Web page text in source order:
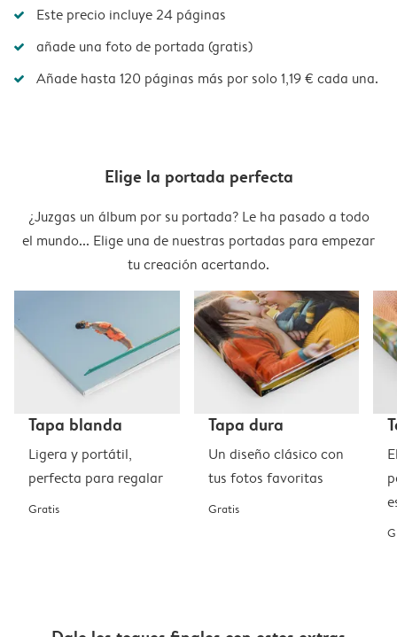
Este precio incluye 24 páginas
añade una foto de portada (gratis)
Añade hasta 120 páginas más por solo 1,19 € cada una.
Elige la portada perfecta
¿Juzgas un álbum por su portada? Le ha pasado a todo
el mundo... Elige una de nuestras portadas para empezar
tu creación acertando.
Tapa blanda
Ligera y portátil,
perfecta para regalar
Gratis
Tapa dura
Un diseño clásico con
tus fotos favoritas
Gratis